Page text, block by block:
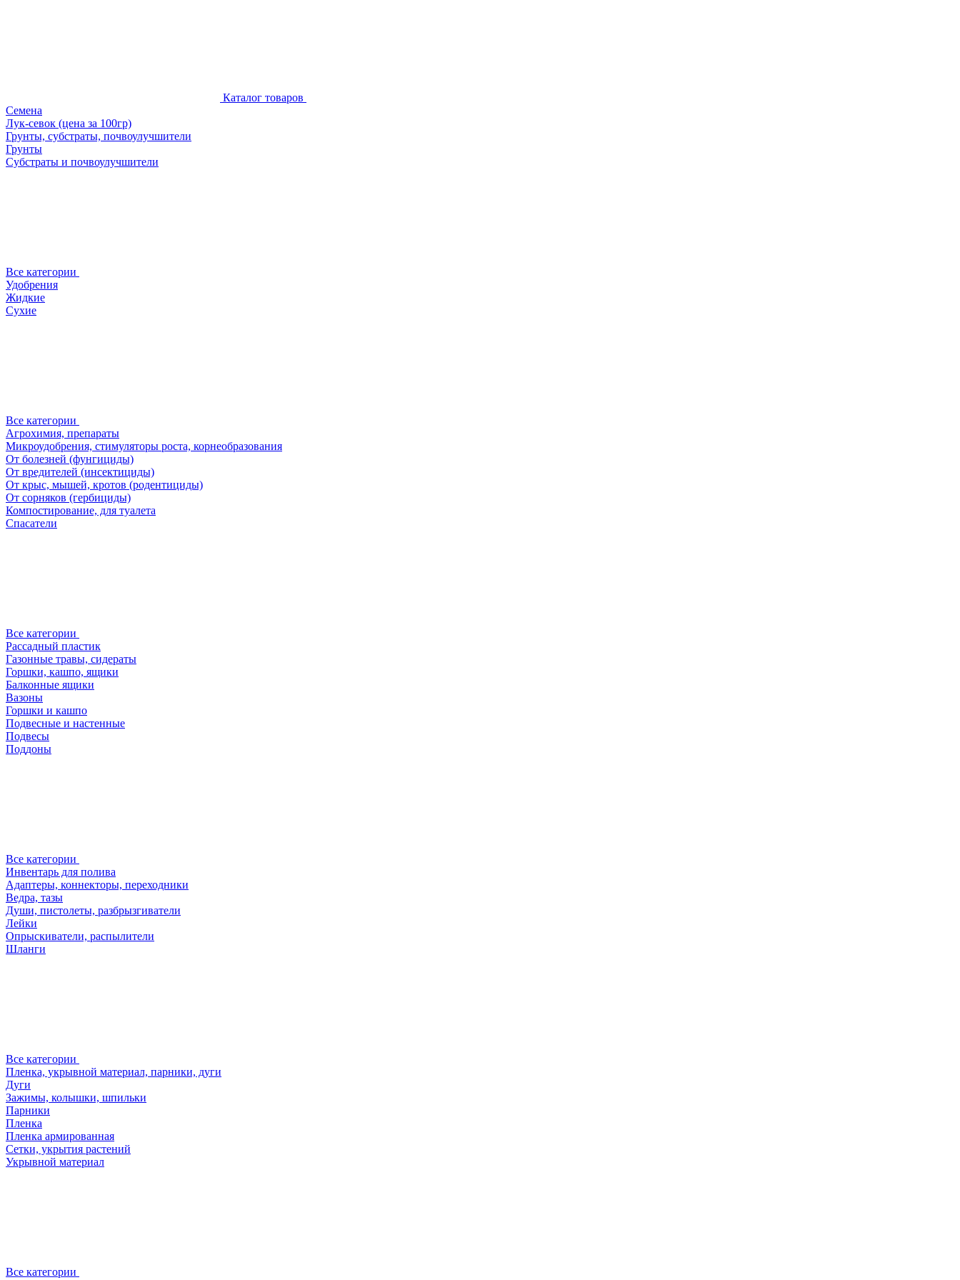
Каталог товаров
Семена
Лук-севок (цена за 100гр)
Грунты, субстраты, почвоулучшители
Грунты
Субстраты и почвоулучшители
Все категории
Удобрения
Жидкие
Сухие
Все категории
Агрохимия, препараты
Микроудобрения, стимуляторы роста, корнеобразования
От болезней (фунгициды)
От вредителей (инсектициды)
От крыс, мышей, кротов (родентициды)
От сорняков (гербициды)
Компостирование, для туалета
Спасатели
Все категории
Рассадный пластик
Газонные травы, сидераты
Горшки, кашпо, ящики
Балконные ящики
Вазоны
Горшки и кашпо
Подвесные и настенные
Подвесы
Поддоны
Все категории
Инвентарь для полива
Адаптеры, коннекторы, переходники
Ведра, тазы
Души, пистолеты, разбрызгиватели
Лейки
Опрыскиватели, распылители
Шланги
Все категории
Пленка, укрывной материал, парники, дуги
Дуги
Зажимы, колышки, шпильки
Парники
Пленка
Пленка армированная
Сетки, укрытия растений
Укрывной материал
Все категории